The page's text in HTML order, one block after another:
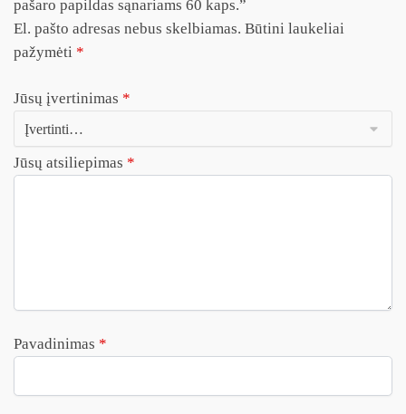
pašaro papildas sąnariams 60 kaps.”
El. pašto adresas nebus skelbiamas. Būtini laukeliai
pažymėti *
Jūsų įvertinimas *
Jūsų atsiliepimas *
Pavadinimas *